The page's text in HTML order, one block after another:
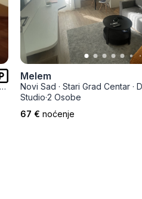
Melem
Novi Sad · Stari Grad Centar ·
Studio·2 Osobe
67 € noćenje